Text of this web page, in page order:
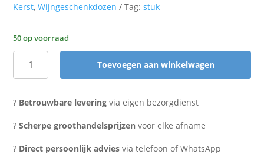
Kerst,Wijngeschenkdozen Tag:stuk
50 op voorraad
Doos
2
naturel
Toevoegen aan winkelwagen
? Betrouwbare levering via eigen bezorgdienst
?Scherpe groothandelsprijzen voor elke afname
? Direct persoonlijk advies via telefoon of WhatsApp